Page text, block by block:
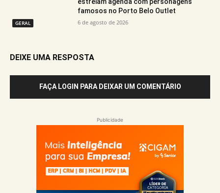
GERAL
estreiam agenda com personagens
famosos no Porto Belo Outlet
6 de agosto de 2026
DEIXE UMA RESPOSTA
FAÇA LOGIN PARA DEIXAR UM COMENTÁRIO
Publicidade